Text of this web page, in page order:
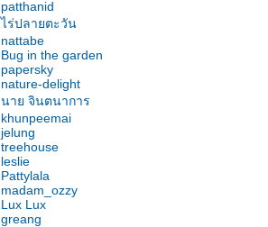
patthanid
ไร่ปลายตะวัน
nattabe
Bug in the garden
papersky
nature-delight
นาย จินตนาการ
khunpeemai
jelung
treehouse
leslie
Pattylala
madam_ozzy
Lux Lux
greang